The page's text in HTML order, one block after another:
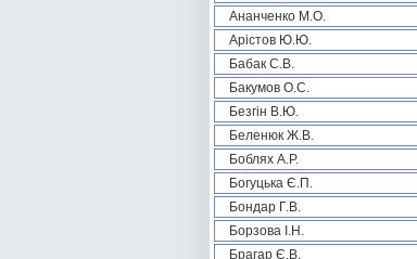
Ананченко М.О.
Арістов Ю.Ю.
Бабак С.В.
Бакумов О.С.
Безгін В.Ю.
Беленюк Ж.В.
Боблях А.Р.
Богуцька Є.П.
Бондар Г.В.
Борзова І.Н.
Брагар Є.В.